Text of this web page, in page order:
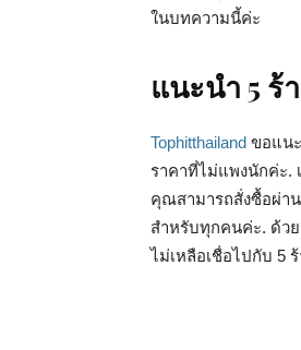
ในบทความนี้ค่ะ
แนะนำ 5 ร้
Tophitthailand ขอแน
ราคาที่ไม่แพงนักค่ะ.
คุณสามารถสั่งซื้อผ่า
สำหรับทุกคนค่ะ. ด้ว
ไม่เหลือเชื่อไปกับ 5